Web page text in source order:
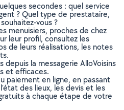
secondes : quel service
? Quel type de prestataire,
vous ?
menuisiers, proches de chez
leur profil, consultez les
de leurs réalisations, les notes
depuis la messagerie AlloVoisins
et efficaces.
paiement en ligne, en passant
des lieux, les devis et les
à chaque étape de votre